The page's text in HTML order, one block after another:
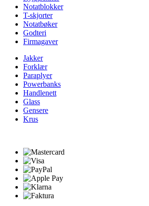
Notatblokker
T-skjorter
Notatbøker
Godteri
Firmagaver
Jakker
Forklær
Paraplyer
Powerbanks
Handlenett
Glass
Gensere
Krus